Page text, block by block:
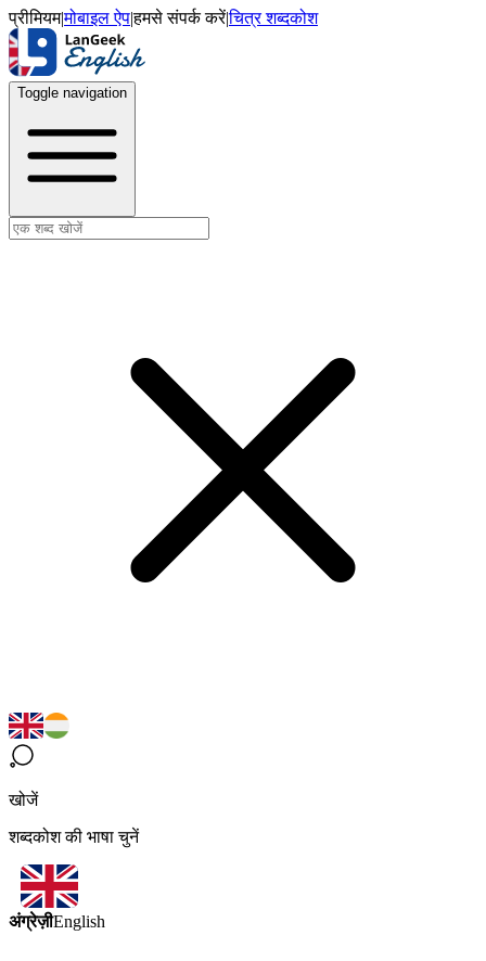
प्रीमियम|मोबाइल ऐप|हमसे संपर्क करें|चित्र शब्दकोश
Toggle navigation
खोजें
शब्दकोश की भाषा चुनें
अंग्रेज़ीEnglish